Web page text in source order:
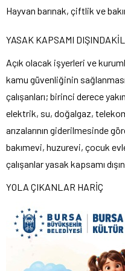
Hayvan barınak, çiftlik ve
YASAK KAPSAMI
Açık olacak işyerleri ve
kamu güvenliğinin
çalışanları; birinci derece
elektrik, su, doğalgaz,
arızalarının giderilmesinde
bakımevi, huzurevi, çocuk
çalışanlar yasak kapsamı
YOLA ÇIKANLAR HARİÇ